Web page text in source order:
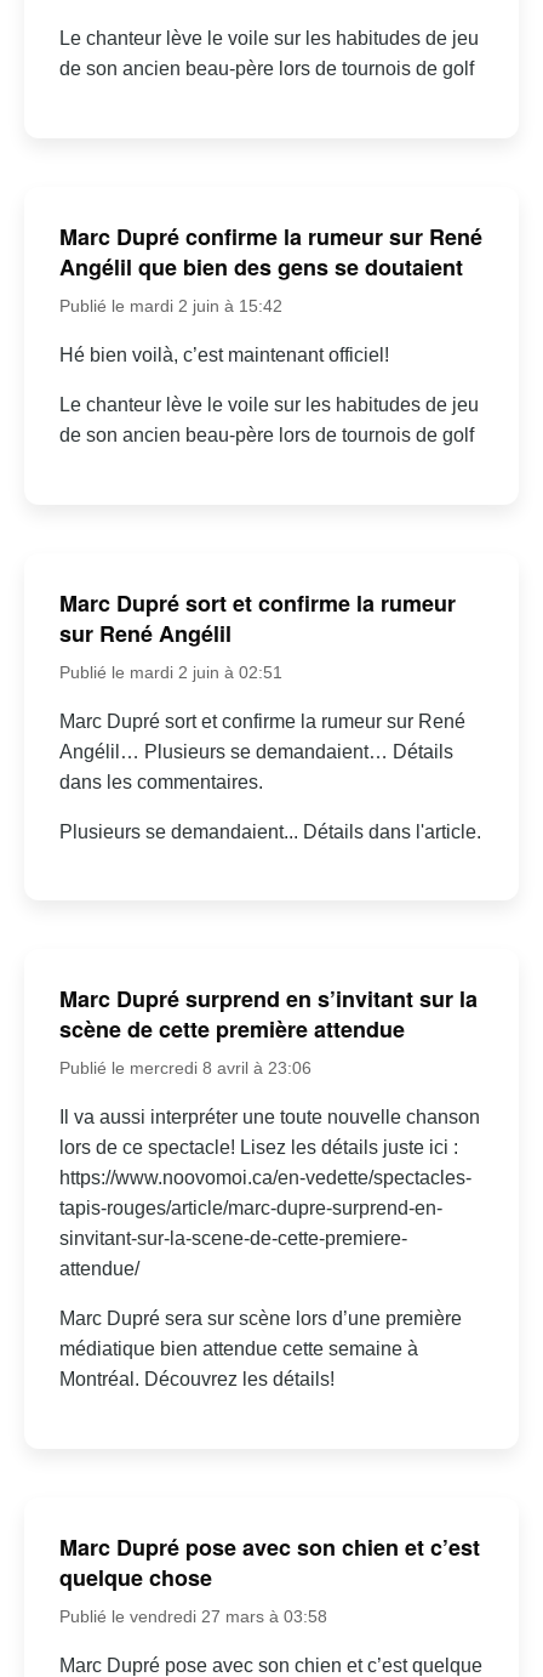
Le chanteur lève le voile sur les habitudes de jeu
de son ancien beau-père lors de tournois de golf
Marc Dupré confirme la rumeur sur René
Angélil que bien des gens se doutaient
Publié le mardi 2 juin à 15:42
Hé bien voilà, c’est maintenant officiel!
Le chanteur lève le voile sur les habitudes de jeu
de son ancien beau-père lors de tournois de golf
Marc Dupré sort et confirme la rumeur
sur René Angélil
Publié le mardi 2 juin à 02:51
Marc Dupré sort et confirme la rumeur sur René
Angélil… Plusieurs se demandaient… Détails
dans les commentaires.
Plusieurs se demandaient... Détails dans l'article.
Marc Dupré surprend en s’invitant sur la
scène de cette première attendue
Publié le mercredi 8 avril à 23:06
Il va aussi interpréter une toute nouvelle chanson
lors de ce spectacle! Lisez les détails juste ici :
https://www.noovomoi.ca/en-vedette/spectacles-
tapis-rouges/article/marc-dupre-surprend-en-
sinvitant-sur-la-scene-de-cette-premiere-
attendue/
Marc Dupré sera sur scène lors d’une première
médiatique bien attendue cette semaine à
Montréal. Découvrez les détails!
Marc Dupré pose avec son chien et c’est
quelque chose
Publié le vendredi 27 mars à 03:58
Marc Dupré pose avec son chien et c’est quelque